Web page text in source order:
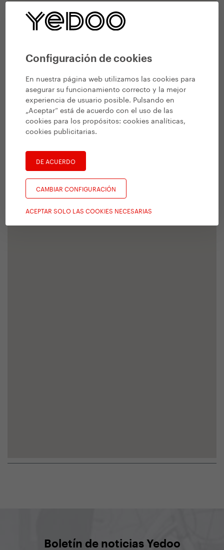
Configuración de cookies
En nuestra página web utilizamos las cookies para
asegurar su funcionamiento correcto y la mejor
experiencia de usuario posible. Pulsando en
„Aceptar“ está de acuerdo con el uso de las
cookies para los propósitos:cookies analíticas,
cookies publicitarias.
DE ACUERDO
CAMBIAR CONFIGURACIÓN
ACEPTAR SOLO LAS COOKIES NECESARIAS
Boletín de noticias Yedoo